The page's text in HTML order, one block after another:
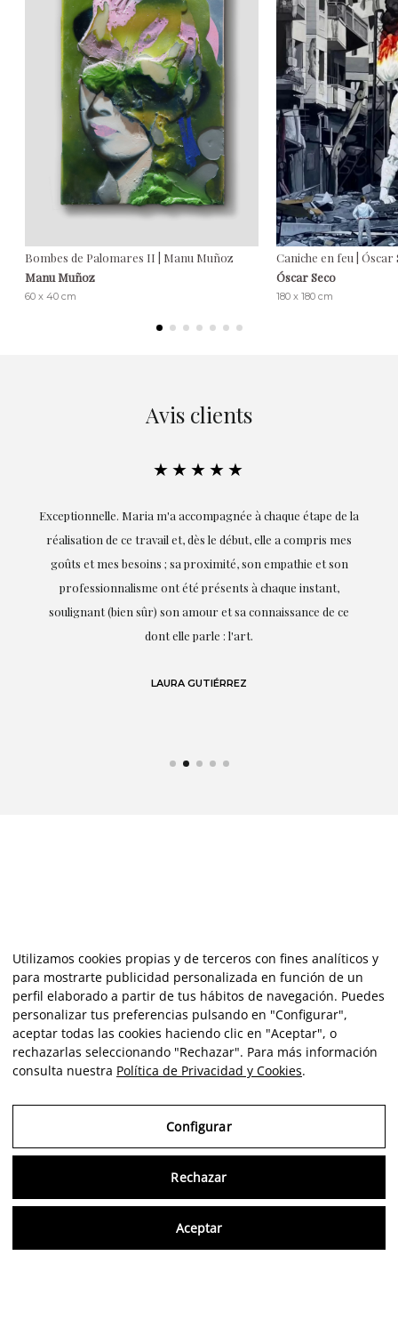
Bombes de Palomares II | Manu Muñoz
Manu Muñoz
60 x 40 cm
Caniche en feu | Óscar
Óscar Seco
180 x 180 cm
Avis clients
★★★★★
Exceptionnelle. Maria m'a accompagnée à chaque étape de la
réalisation de ce travail et, dès le début, elle a compris mes
goûts et mes besoins ; sa proximité, son empathie et son
professionnalisme ont été présents à chaque instant,
soulignant (bien sûr) son amour et sa connaissance de ce
dont elle parle : l'art.
LAURA GUTIÉRREZ
Utilizamos cookies propias y de terceros con fines analíticos y
para mostrarte publicidad personalizada en función de un
perfil elaborado a partir de tus hábitos de navegación. Puedes
personalizar tus preferencias pulsando en "Configurar",
aceptar todas las cookies haciendo clic en "Aceptar", o
rechazarlas seleccionando "Rechazar". Para más información
consulta nuestra Política de Privacidad y Cookies.
Configurar
Rechazar
Aceptar